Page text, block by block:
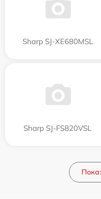
Sharp SJ-XE680MSL
Sharp SJ-FS820VSL